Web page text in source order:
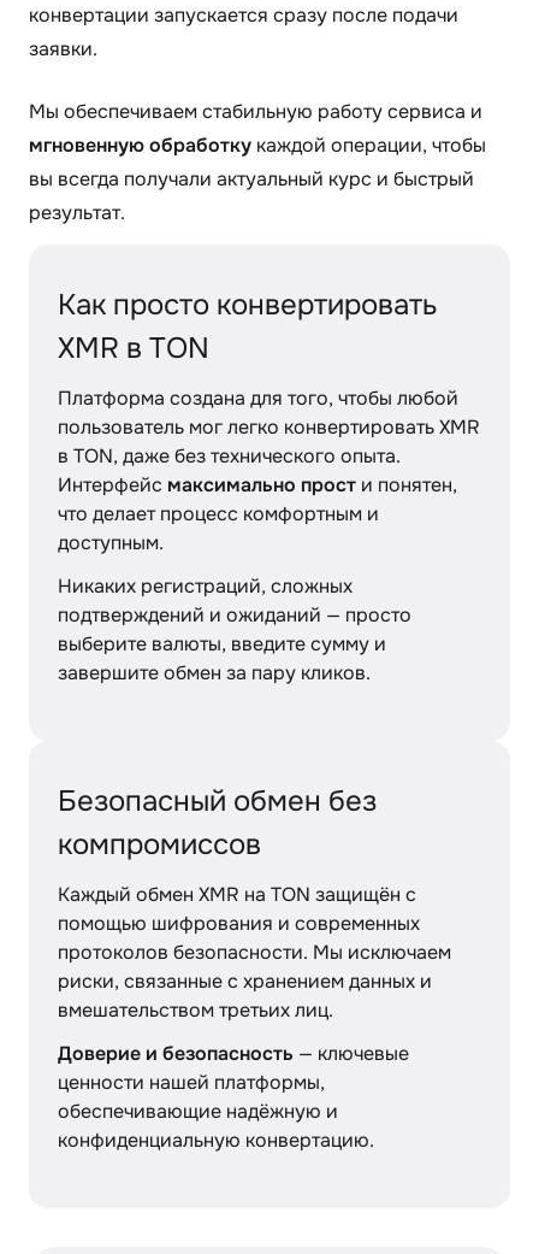
конвертации запускается сразу после подачи
заявки.
Мы обеспечиваем стабильную работу сервиса и
мгновенную обработку каждой операции, чтобы
вы всегда получали актуальный курс и быстрый
результат.
Как просто конвертировать
XMR в TON
Платформа создана для того, чтобы любой
пользователь мог легко конвертировать XMR
в TON, даже без технического опыта.
Интерфейс максимально прост и понятен,
что делает процесс комфортным и
доступным.
Никаких регистраций, сложных
подтверждений и ожиданий — просто
выберите валюты, введите сумму и
завершите обмен за пару кликов.
Безопасный обмен без
компромиссов
Каждый обмен XMR на TON защищён с
помощью шифрования и современных
протоколов безопасности. Мы исключаем
риски, связанные с хранением данных и
вмешательством третьих лиц.
Доверие и безопасность — ключевые
ценности нашей платформы,
обеспечивающие надёжную и
конфиденциальную конвертацию.